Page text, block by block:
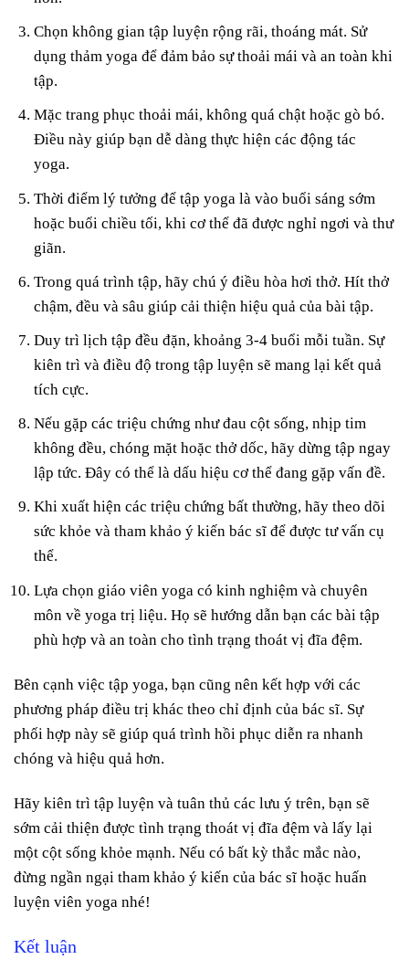
Chọn không gian tập luyện rộng rãi, thoáng mát. Sử
dụng thảm yoga để đảm bảo sự thoải mái và an toàn khi
tập.
Mặc trang phục thoải mái, không quá chật hoặc gò bó.
Điều này giúp bạn dễ dàng thực hiện các động tác
yoga.
Thời điểm lý tưởng để tập yoga là vào buổi sáng sớm
hoặc buổi chiều tối, khi cơ thể đã được nghỉ ngơi và thư
giãn.
Trong quá trình tập, hãy chú ý điều hòa hơi thở. Hít thở
chậm, đều và sâu giúp cải thiện hiệu quả của bài tập.
Duy trì lịch tập đều đặn, khoảng 3-4 buổi mỗi tuần. Sự
kiên trì và điều độ trong tập luyện sẽ mang lại kết quả
tích cực.
Nếu gặp các triệu chứng như đau cột sống, nhịp tim
không đều, chóng mặt hoặc thở dốc, hãy dừng tập ngay
lập tức. Đây có thể là dấu hiệu cơ thể đang gặp vấn đề.
Khi xuất hiện các triệu chứng bất thường, hãy theo dõi
sức khỏe và tham khảo ý kiến bác sĩ để được tư vấn cụ
thể.
Lựa chọn giáo viên yoga có kinh nghiệm và chuyên
môn về yoga trị liệu. Họ sẽ hướng dẫn bạn các bài tập
phù hợp và an toàn cho tình trạng thoát vị đĩa đệm.
Bên cạnh việc tập yoga, bạn cũng nên kết hợp với các
phương pháp điều trị khác theo chỉ định của bác sĩ. Sự
phối hợp này sẽ giúp quá trình hồi phục diễn ra nhanh
chóng và hiệu quả hơn.
Hãy kiên trì tập luyện và tuân thủ các lưu ý trên, bạn sẽ
sớm cải thiện được tình trạng thoát vị đĩa đệm và lấy lại
một cột sống khỏe mạnh. Nếu có bất kỳ thắc mắc nào,
đừng ngần ngại tham khảo ý kiến của bác sĩ hoặc huấn
luyện viên yoga nhé!
Kết luận